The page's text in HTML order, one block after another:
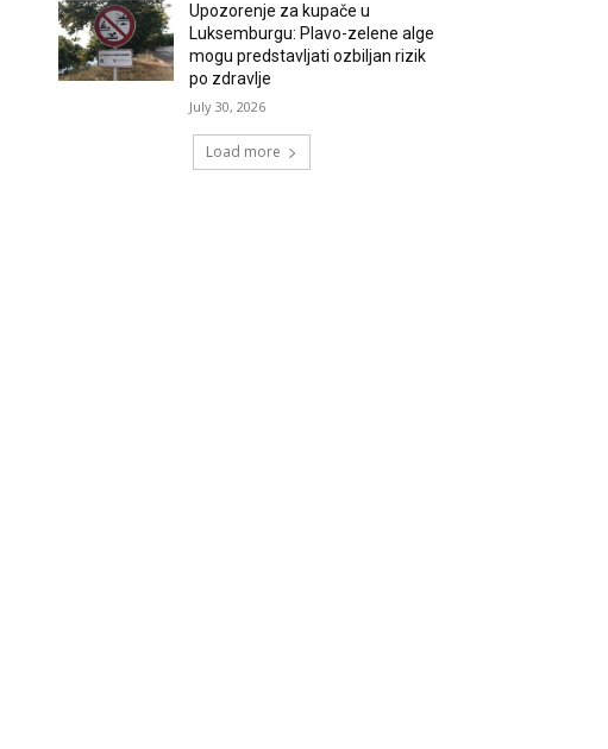
Upozorenje za kupače u
Luksemburgu: Plavo-zelene alge
mogu predstavljati ozbiljan rizik
po zdravlje
July 30, 2026
Load more